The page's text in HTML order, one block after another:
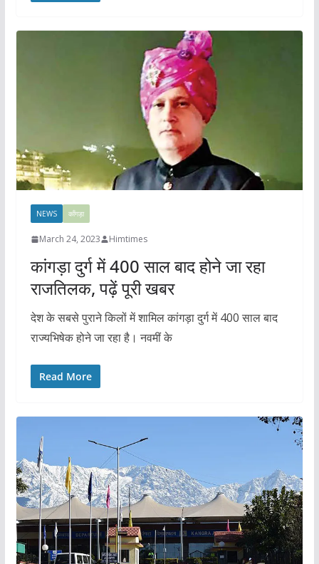
NEWS काँगड़ा
March 24, 2023 Himtimes
कांगड़ा दुर्ग में 400 साल बाद होने जा रहा
राजतिलक, पढ़ें पूरी खबर
देश के सबसे पुराने किलों में शामिल कांगड़ा दुर्ग में 400 साल बाद
राज्यभिषेक होने जा रहा है। नवमीं के
Read More